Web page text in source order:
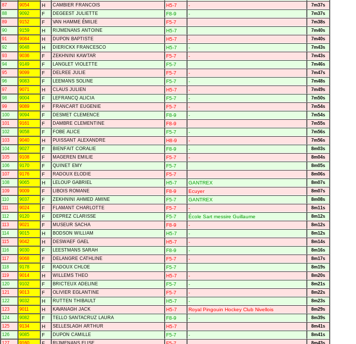
87
9054 H CAMBIER FRANCOIS H5-7 -
7m37s
88
9092 F DEGEEST JULIETTE F8-9 -
7m37s
89
9152 F VAN HAMME ÉMILIE F5-7
7m38s
90
9159 H RIJMENANS ANTOINE H5-7
7m40s
91
9084 H DUPON BAPTISTE H5-7 -
7m40s
92
9048 H DIERICKX FRANCESCO H5-7 -
7m43s
93
9036 F ZEKHNINI KAWTAR F5-7 -
7m43s
94
9149 F LANGLET VIOLETTE F5-7
7m46s
95
9099 F DELREE JULIE F5-7 -
7m47s
96
9083 F LEEMANS SOLINE F5-7 -
7m48s
97
9071 H CLAUS JULIEN H5-7 -
7m49s
98
9004 F LEFRANCQ ALICIA F5-7 -
7m50s
99
9089 F FRANCART EUGENIE F5-7 -
7m54s
100
9094 F DESMET CLEMENCE F8-9 -
7m54s
101
9161 F DAMBRE CLEMENTINE F8-9
7m55s
102
9058 F FOBE ALICE F5-7 -
7m56s
103
9040 H PUISSANT ALEXANDRE H8-9 -
7m56s
104
9027 F BIENFAIT CORALIE F8-9 -
8m03s
105
9108 F MAGEREN EMILIE F5-7 -
8m04s
106
9170 F QUINET EMY F5-7
8m05s
107
9176 F RADOUX ELODIE F5-7
8m06s
108
9065 H LELOUP GABRIEL H5-7 GANTREX
8m07s
109
9009 F LIBOIS ROMANE F8-9 Ecuyer
8m07s
110
9037 F ZEKHNINI AHMED AMINE F5-7 GANTREX
8m08s
111
9024 F FLAMANT CHARLOTTE F5-7 -
8m11s
112
9120 F DEPREZ CLARISSE F5-7 École Sart messire Guillaume
8m12s
113
9021 F MUSEUR SACHA F8-9 -
8m12s
114
9015 H BODSON WILLIAM H5-7 -
8m12s
115
9042 H DESWAEF GAEL H5-7 -
8m14s
116
9030 F LEESTMANS SARAH F8-9 -
8m16s
117
9068 F DELANGRE CATHLINE F5-7 -
8m17s
118
9178 F RADOUX CHLOE F5-7
8m19s
119
9014 H WILLEMS THEO H5-7 -
8m20s
120
9102 F BRICTEUX ADELINE F5-7 -
8m21s
121
9013 F OLIVIER EGLANTINE F5-7 -
8m22s
122
9032 H RUTTEN THIBAULT H5-7 -
8m23s
123
9011 H KAVANAGH JACK H5-7 Royal Pingouin Hockey Club Nivellois
8m29s
124
9082 F TELLO SANTACRUZ LAURA F8-9 -
8m39s
125
9134 H SELLESLAGH ARTHUR H5-7
8m41s
126
9085 F DUPON CAMILLE F5-7 -
8m41s
127
9160 RIJMENANS ELISE 8m43s